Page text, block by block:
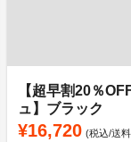
【超早割20％
ュ】ブラック
¥16,720 (税込/送